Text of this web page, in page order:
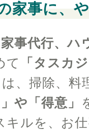
家事に、
家事代行、ハ
て
「タスカ
、掃除、料
や「得意」
キルを、お